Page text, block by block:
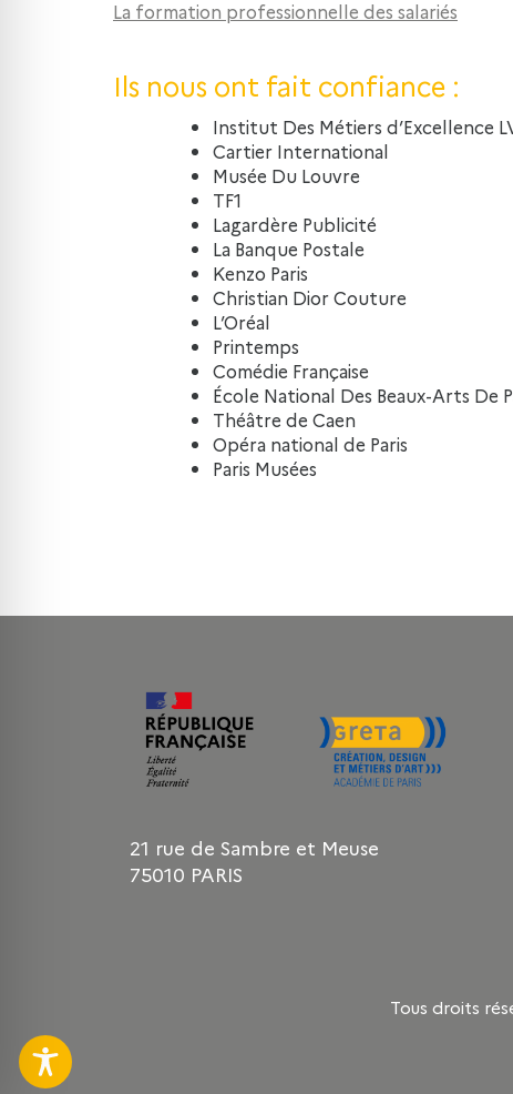
La formation professionnelle des salariés
Ils nous ont fait confiance :
Institut Des Métiers d’Excellence
Cartier International
Musée Du Louvre
TF1
Lagardère Publicité
La Banque Postale
Kenzo Paris
Christian Dior Couture
L’Oréal
Printemps
Comédie Française
École National Des Beaux-Arts De
Théâtre de Caen
Opéra national de Paris
Paris Musées
21 rue de Sambre et Meuse
75010 PARIS
Tous droits